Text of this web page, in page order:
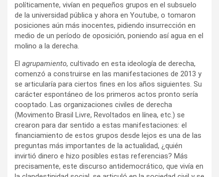
políticamente, vivían en pequeños grupos en el subsuelo
de la universidad pública y ahora en Youtube, o tomaron
posiciones aún más inocentes, pidiendo insurrección en
medio de un período de oposición, poniendo así agua en el
molino a la derecha.
El agrupamiento, cultivado en esta ideología de derecha,
comenzó a construirse en las manifestaciones de 2013 y
se articularía para ciertos fines en los años siguientes. Su
carácter espontáneo de los primeros actos pronto sería
cooptado. Las organizaciones civiles de derecha
(Movimento Brasil Livre, Revoltados en línea, etc.) se
crearon para dar sentido a estas manifestaciones: el
financiamiento de estos grupos desde lejos es una de las
preguntas más importantes de la actualidad, ¿quién
invirtió dinero e hizo posibles estas referencias? Más
precisamente, este discurso antidemocrático, que vivía en